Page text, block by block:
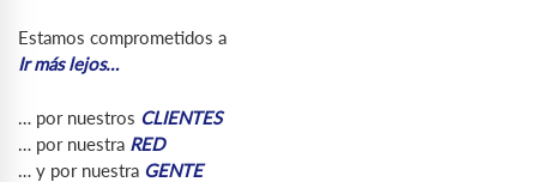
Estamos comprometidos a
Ir más lejos…
… por nuestros CLIENTES
… por nuestra RED
… y por nuestra GENTE